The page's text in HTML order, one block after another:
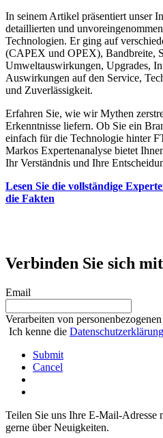
In seinem Artikel präsentiert unser
detaillierten und
Technologien. Er ging auf
(CAPEX und OPEX), Bandbreite,
Umweltauswirkungen, Upgrades,
Auswirkungen auf den Service,
und Zuverlässigkeit.
Erfahren Sie, wie wir Mythen
Erkenntnisse liefern. Ob Sie ein
einfach für die Technologie hinter
Markos Expertenanalyse bietet
Ihr Verständnis und Ihre
Lesen Sie die vollständige
die Fakten
Verbinden Sie sich
Email
Verarbeiten von
Ich kenne die Datenschutzerklärung
Submit
Cancel
Teilen Sie uns Ihre E-Mail-Adresse
gerne über Neuigkeiten.